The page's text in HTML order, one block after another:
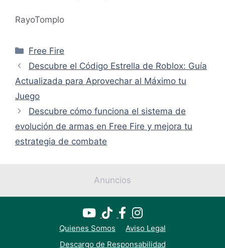
RayoTomplo
Categorías
Free Fire
Descubre el Código Estrella de Roblox: Guía
Actualizada para Aprovechar al Máximo tu
Juego
Descubre cómo funciona el sistema de
evolución de armas en Free Fire y mejora tu
estrategia de combate
Anuncios
Quienes Somos
Aviso Legal
Descargo de Responsabilidad